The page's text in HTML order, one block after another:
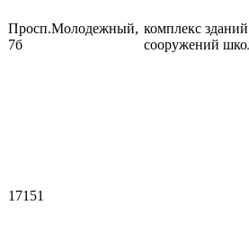
Просп.Молодежный,
7б
комплекс
сооружений
17151